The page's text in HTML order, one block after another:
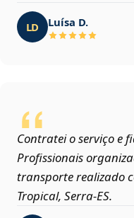
LD Luísa D.
Contratei o serviço e
Profissionais
transporte realizado
Tropical, Serra‑ES.